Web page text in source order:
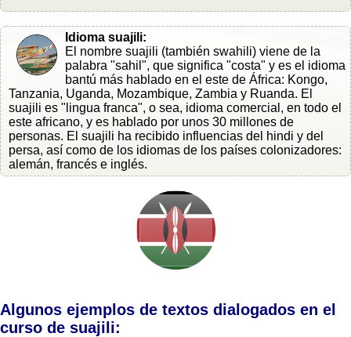
Idioma suajili:
El nombre suajili (también swahili) viene de la
palabra "sahil", que significa "costa" y es el idioma
bantú más hablado en el este de África: Kongo,
Tanzania, Uganda, Mozambique, Zambia y Ruanda. El
suajili es "lingua franca", o sea, idioma comercial, en todo el
este africano, y es hablado por unos 30 millones de
personas. El suajili ha recibido influencias del hindi y del
persa, así como de los idiomas de los países colonizadores:
alemán, francés e inglés.
Algunos ejemplos de textos dialogados en el
curso de suajili: